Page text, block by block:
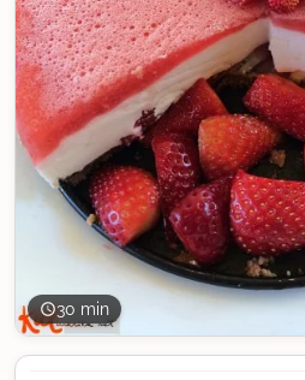
30 min